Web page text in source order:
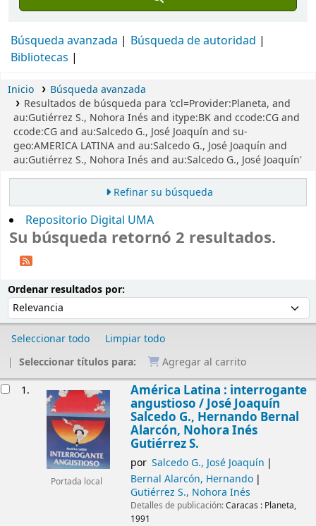
Búsqueda avanzada
Búsqueda de autoridad
Bibliotecas
Inicio
Búsqueda avanzada
Resultados de búsqueda para 'ccl=Provider:Planeta, and
au:Gutiérrez S., Nohora Inés and itype:BK and ccode:CG and
ccode:CG and au:Salcedo G., José Joaquín and su-
geo:AMERICA LATINA and au:Salcedo G., José Joaquín and
au:Gutiérrez S., Nohora Inés and au:Salcedo G., José Joaquín'
Refinar su búsqueda
Repositorio Digital UMA
Su búsqueda retornó 2 resultados.
Ordenar resultados por:
Seleccionar todo
Limpiar todo
Seleccionar títulos para:
Agregar al carrito
1.
Portada local
América Latina : interrogante
angustioso /José Joaquín
Salcedo G., Hernando Bernal
Alarcón, Nohora Inés
Gutiérrez S.
por Salcedo G., José Joaquín
Bernal Alarcón, Hernando
Gutiérrez S., Nohora Inés
Detalles de publicación:Caracas : Planeta,
1991